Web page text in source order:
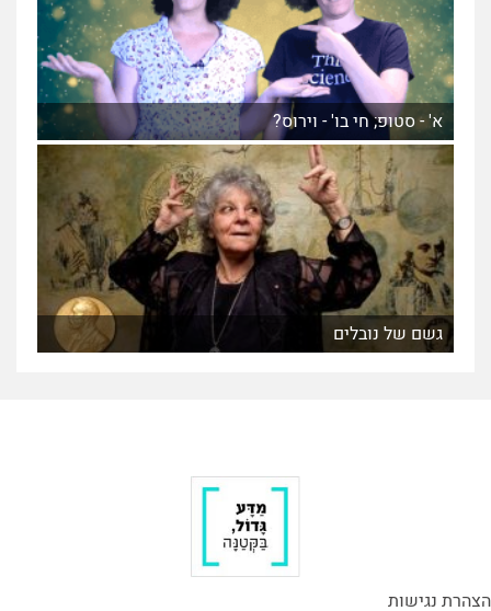
א' - סטופ; חי בו' - וירוס?
גשם של נובלים
הצהרת נגישות